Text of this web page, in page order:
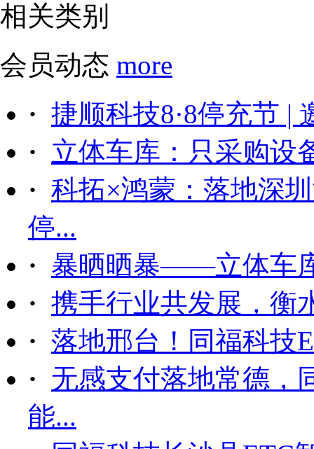
相关类别
会员动态 more
· 捷顺科技8·8停充节 |
· 立体车库：只采购设
· 科拓×鸿蒙：落地深
停...
· 暴晒晒暴——立体车
· 携手行业共发展，衡
· 落地邢台！同福科技
· 无感支付落地常德，
能...